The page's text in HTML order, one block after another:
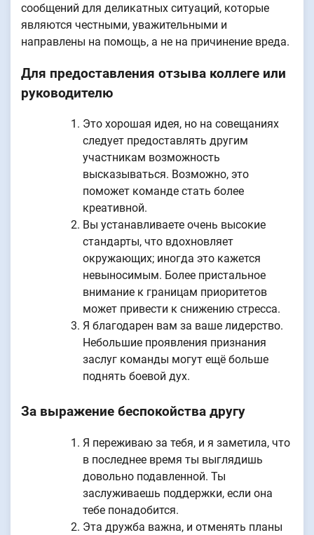
сообщений для деликатных ситуаций, которые
являются честными, уважительными и
направлены на помощь, а не на причинение вреда.
Для предоставления отзыва коллеге или
руководителю
Это хорошая идея, но на совещаниях
следует предоставлять другим
участникам возможность
высказываться. Возможно, это
поможет команде стать более
креативной.
Вы устанавливаете очень высокие
стандарты, что вдохновляет
окружающих; иногда это кажется
невыносимым. Более пристальное
внимание к границам приоритетов
может привести к снижению стресса.
Я благодарен вам за ваше лидерство.
Небольшие проявления признания
заслуг команды могут ещё больше
поднять боевой дух.
За выражение беспокойства другу
Я переживаю за тебя, и я заметила, что
в последнее время ты выглядишь
довольно подавленной. Ты
заслуживаешь поддержки, если она
тебе понадобится.
Эта дружба важна, и отменять планы